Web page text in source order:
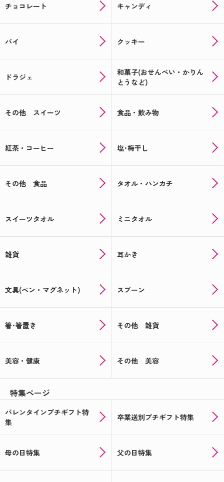
チョコレート キャンディ
パイ クッキー
ドラジェ
和菓子(おせんべい・かりん
とうなど)
その他 スイーツ 食品・飲み物
紅茶・コーヒー 塩･梅干し
その他 食品 タオル・ハンカチ
スイーツタオル ミニタオル
雑貨 耳かき
文具(ペン・マグネット) スプーン
箸･箸置き その他 雑貨
美容・健康 その他 美容
特集ページ
バレンタインプチギフト特
集
卒業送別プチギフト特集
母の日特集 父の日特集